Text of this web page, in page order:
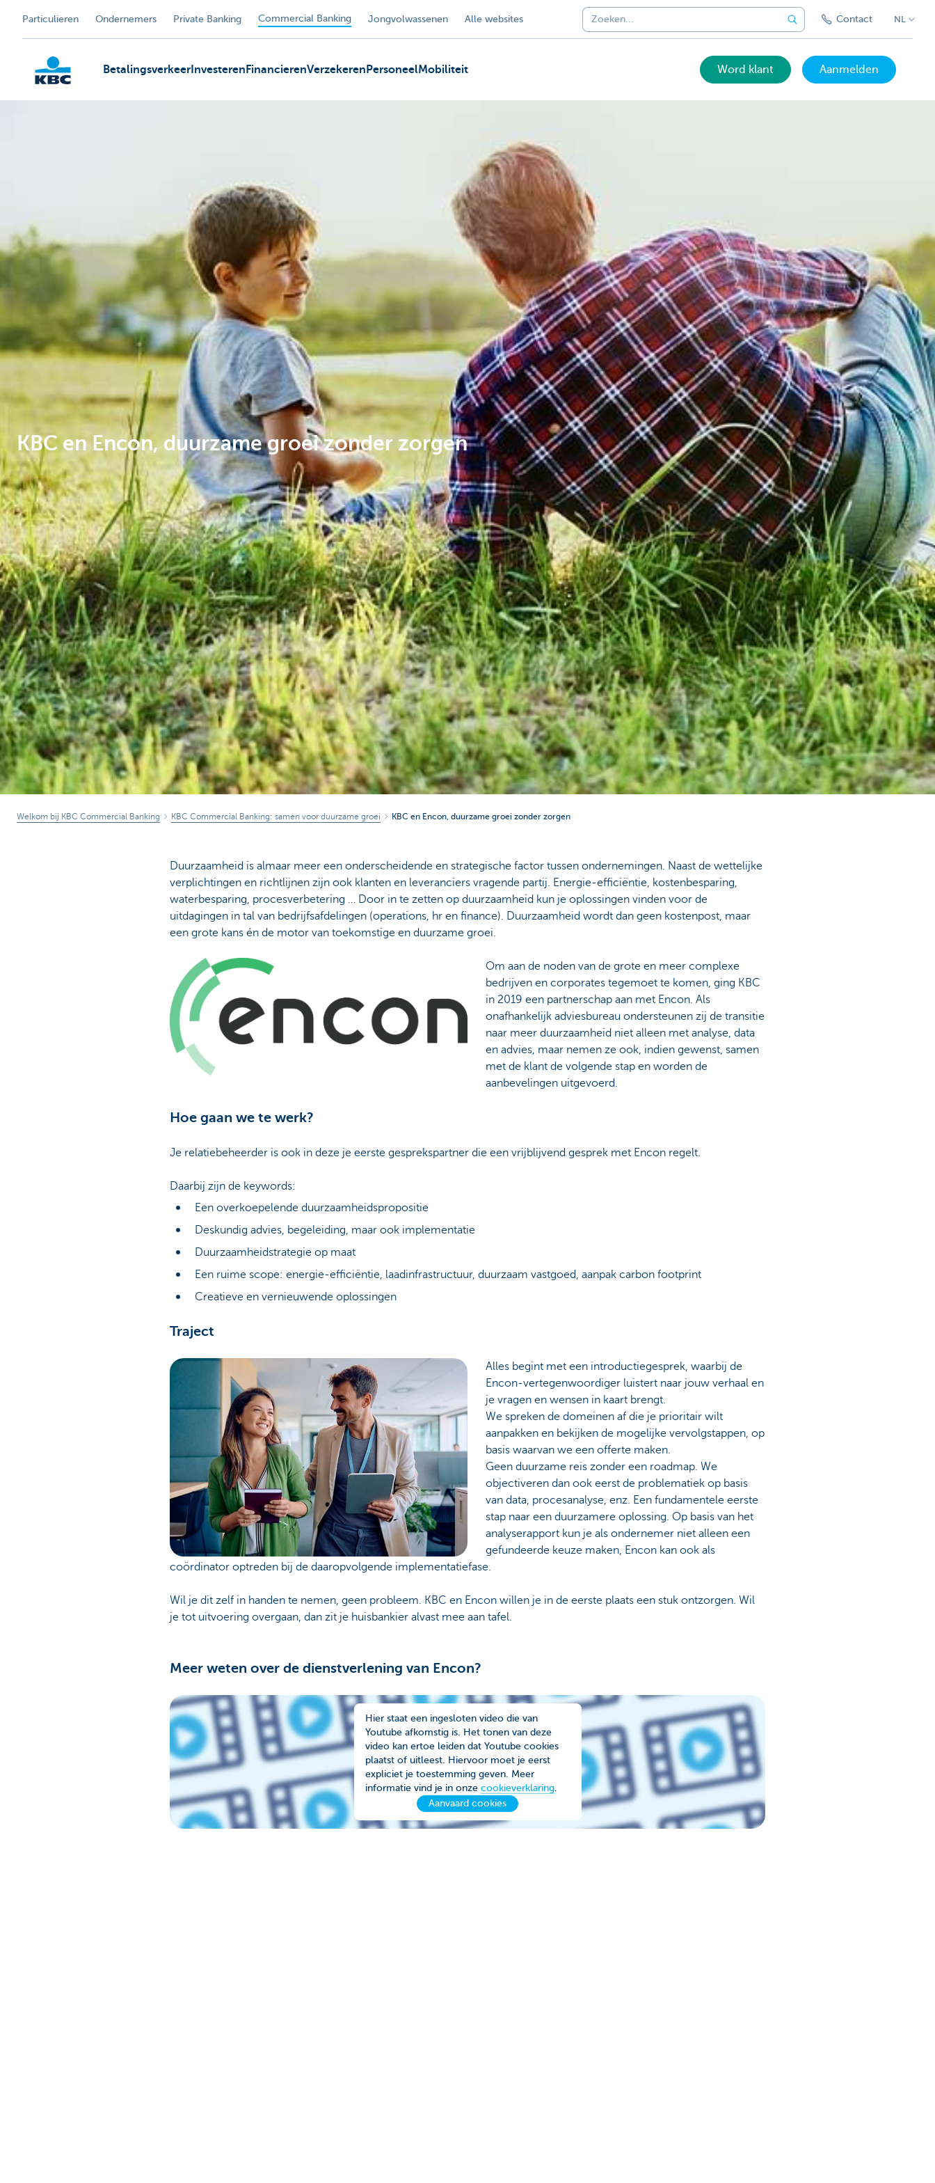
Particulieren Ondernemers Private Banking Commercial Banking Jongvolwassenen Alle websites Contact NL
Corporate
Betalingsverkeer Investeren FinancierenVerzekeren PersoneelMobiliteit Word klant Aanmelden
KBC en Encon, duurzame groei zonder zorgen
Welkom bij KBC Commercial Banking KBC Commercial Banking: samen voor duurzame groei KBC en Encon, duurzame groei zonder zorgen
Duurzaamheid is almaar meer een onderscheidende en strategische factor tussen ondernemingen. Naast de wettelijke
verplichtingen en richtlijnen zijn ook klanten en leveranciers vragende partij. Energie-efficiëntie, kostenbesparing,
waterbesparing, procesverbetering … Door in te zetten op duurzaamheid kun je oplossingen vinden voor de
uitdagingen in tal van bedrijfsafdelingen (operations, hr en finance). Duurzaamheid wordt dan geen kostenpost, maar
een grote kans én de motor van toekomstige en duurzame groei.
Om aan de noden van de grote en meer complexe
bedrijven en corporates tegemoet te komen, ging KBC
in 2019 een partnerschap aan met Encon. Als
onafhankelijk adviesbureau ondersteunen zij de transitie
naar meer duurzaamheid niet alleen met analyse, data
en advies, maar nemen ze ook, indien gewenst, samen
met de klant de volgende stap en worden de
aanbevelingen uitgevoerd.
Hoe gaan we te werk?
Je relatiebeheerder is ook in deze je eerste gesprekspartner die een vrijblijvend gesprek met Encon regelt.
Daarbij zijn de keywords:
Een overkoepelende duurzaamheidspropositie
Deskundig advies, begeleiding, maar ook implementatie
Duurzaamheidstrategie op maat
Een ruime scope: energie-efficiëntie, laadinfrastructuur, duurzaam vastgoed, aanpak carbon footprint
Creatieve en vernieuwende oplossingen
Traject
Alles begint met een introductiegesprek, waarbij de
Encon-vertegenwoordiger luistert naar jouw verhaal en
je vragen en wensen in kaart brengt.
We spreken de domeinen af die je prioritair wilt
aanpakken en bekijken de mogelijke vervolgstappen, op
basis waarvan we een offerte maken.
Geen duurzame reis zonder een roadmap. We
objectiveren dan ook eerst de problematiek op basis
van data, procesanalyse, enz. Een fundamentele eerste
stap naar een duurzamere oplossing. Op basis van het
analyserapport kun je als ondernemer niet alleen een
gefundeerde keuze maken, Encon kan ook als
coördinator optreden bij de daaropvolgende implementatiefase.
Wil je dit zelf in handen te nemen, geen probleem. KBC en Encon willen je in de eerste plaats een stuk ontzorgen. Wil
je tot uitvoering overgaan, dan zit je huisbankier alvast mee aan tafel.
Meer weten over de dienstverlening van Encon?
Hier staat een ingesloten video die van
Youtube afkomstig is. Het tonen van deze
video kan ertoe leiden dat Youtube cookies
plaatst of uitleest. Hiervoor moet je eerst
expliciet je toestemming geven. Meer
informatie vind je in onze cookieverklaring.
Aanvaard cookies